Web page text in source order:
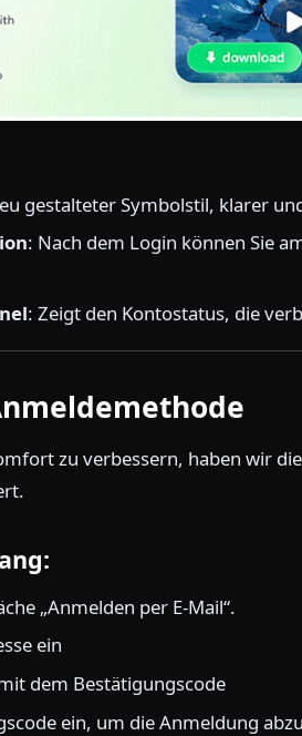
gestalteter Symbolstil, klarer
: Nach dem Login können Sie
: Zeigt den Kontostatus, die
zu verbessern, haben wir
„Anmelden per E-Mail“.
ein
dem Bestätigungscode
ein, um die Anmeldung